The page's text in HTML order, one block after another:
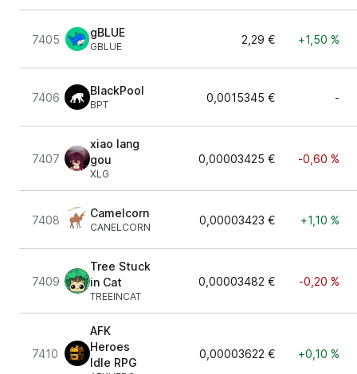
7405
gBLUE
GBLUE
2,29 € +1,50 %
7406
BlackPool
BPT
0,0015345 € -
7407
xiao lang
gou
XLG
0,00003425 € -0,60 %
7408
Camelcorn
CANELCORN
0,00003423 € +1,10 %
7409
Tree Stuck
in Cat
TREEINCAT
0,00003482 € -0,20 %
7410
AFK
Heroes
Idle RPG
0,00003622 € +0,10 %